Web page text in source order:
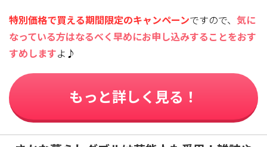
特別価格で買える期間限定のキャンペーンですので、 気に
なっている方はなるべく早めにお申し込みすることをおす
すめしますよ♪
もっと詳しく見る！